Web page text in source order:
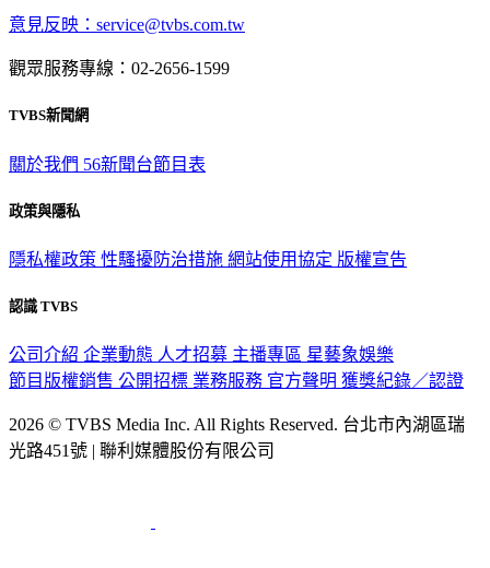
意見反映：service@tvbs.com.tw
觀眾服務專線：02-2656-1599
TVBS新聞網
關於我們 56新聞台節目表
政策與隱私
隱私權政策 性騷擾防治措施 網站使用協定 版權宣告
認識 TVBS
公司介紹 企業動態 人才招募 主播專區 星藝象娛樂
節目版權銷售 公開招標 業務服務 官方聲明 獲獎紀錄／認證
2026 © TVBS Media Inc. All Rights Reserved. 台北市內湖區瑞
光路451號 | 聯利媒體股份有限公司